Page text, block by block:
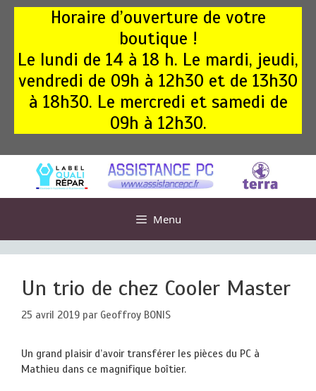
Aller
Horaire d’ouverture de votre
boutique !
Le lundi de 14 à 18 h. Le mardi, jeudi,
vendredi de 09h à 12h30 et de 13h30
à 18h30. Le mercredi et samedi de
09h à 12h30.
Menu
Un trio de chez Cooler Master
25 avril 2019 par Geoffroy BONIS
Un grand plaisir d’avoir transférer les pièces du PC à
Mathieu dans ce magnifique boîtier.